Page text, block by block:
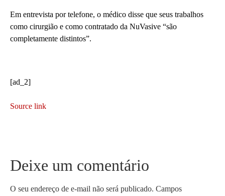
Em entrevista por telefone, o médico disse que seus trabalhos
como cirurgião e como contratado da NuVasive “são
completamente distintos”.
[ad_2]
Source link
Deixe um comentário
O seu endereço de e-mail não será publicado. Campos